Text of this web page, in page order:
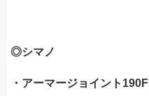
◎シマノ
・アーマージョイント190F